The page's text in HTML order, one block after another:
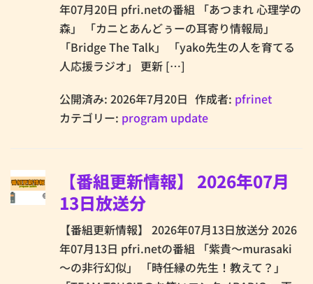
年07月20日 pfri.netの番組 「あつまれ 心理学の
森」 「カニとあんどぅーの耳寄り情報局」
「Bridge The Talk」 「yako先生の人を育てる
人応援ラジオ」 更新 […]
公開済み: 2026年7月20日 作成者: pfrinet
カテゴリー: program update
【番組更新情報】 2026年07月
13日放送分
【番組更新情報】 2026年07月13日放送分 2026
年07月13日 pfri.netの番組 「紫貴～murasaki
～の非行幻似」 「時任縁の先生！教えて？」